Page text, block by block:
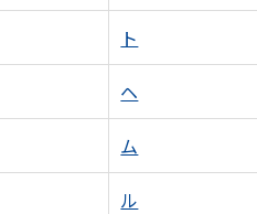
ト
ヘ
ム
ル